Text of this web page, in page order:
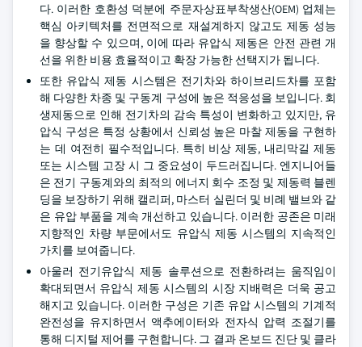
다. 이러한 호환성 덕분에 주문자상표부착생산(OEM) 업체는
핵심 아키텍처를 전면적으로 재설계하지 않고도 제동 성능
을 향상할 수 있으며, 이에 따라 유압식 제동은 안전 관련 개
선을 위한 비용 효율적이고 확장 가능한 선택지가 됩니다.
또한 유압식 제동 시스템은 전기차와 하이브리드차를 포함
해 다양한 차종 및 구동계 구성에 높은 적응성을 보입니다. 회
생제동으로 인해 전기차의 감속 특성이 변화하고 있지만, 유
압식 구성은 특정 상황에서 신뢰성 높은 마찰 제동을 구현하
는 데 여전히 필수적입니다. 특히 비상 제동, 내리막길 제동
또는 시스템 고장 시 그 중요성이 두드러집니다. 엔지니어들
은 전기 구동계와의 최적의 에너지 회수 조정 및 제동력 블렌
딩을 보장하기 위해 캘리퍼, 마스터 실린더 및 비례 밸브와 같
은 유압 부품을 계속 개선하고 있습니다. 이러한 공존은 미래
지향적인 차량 부문에서도 유압식 제동 시스템의 지속적인
가치를 보여줍니다.
아울러 전기유압식 제동 솔루션으로 전환하려는 움직임이
확대되면서 유압식 제동 시스템의 시장 지배력은 더욱 공고
해지고 있습니다. 이러한 구성은 기존 유압 시스템의 기계적
완전성을 유지하면서 액추에이터와 전자식 압력 조절기를
통해 디지털 제어를 구현합니다. 그 결과 온보드 진단 및 클라